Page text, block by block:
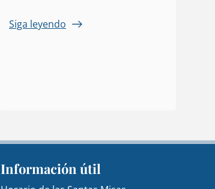
Siga leyendo
Información útil